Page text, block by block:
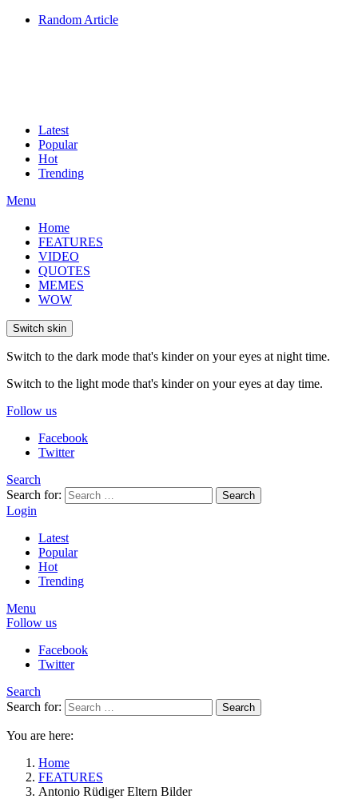
Random Article
Latest
Popular
Hot
Trending
Menu
Home
FEATURES
VIDEO
QUOTES
MEMES
WOW
Switch skin
Switch to the dark mode that's kinder on your eyes at night time.
Switch to the light mode that's kinder on your eyes at day time.
Follow us
Facebook
Twitter
Search
Search for:
Search
Login
Latest
Popular
Hot
Trending
Menu
Follow us
Facebook
Twitter
Search
Search for:
Search
You are here:
Home
FEATURES
Antonio Rüdiger Eltern Bilder